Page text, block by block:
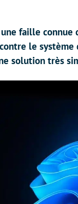
faille connue
le
solution très